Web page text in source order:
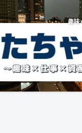
趣味